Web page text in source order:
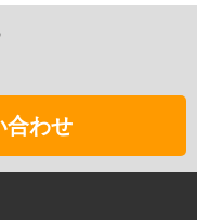
合わせ